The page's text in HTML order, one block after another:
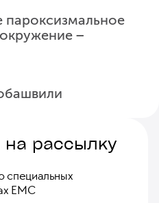
работа проводилась у
и интенсивной
пациентов
пароксизмальное
−
и анамнезу, у вас нельзя
пароксизмальное
рассылку
специальных
ЕМС